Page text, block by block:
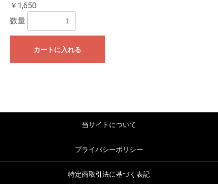
￥1,650
数量
カートに入れる
お買い物を続ける
当サイトについて
プライバシーポリシー
特定商取引法に基づく表記